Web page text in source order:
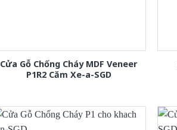
Cửa Gỗ Chống Cháy MDF Veneer
P1R2 Căm Xe-a-SGD